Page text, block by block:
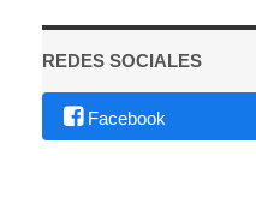
REDES SOCIALES
Facebook